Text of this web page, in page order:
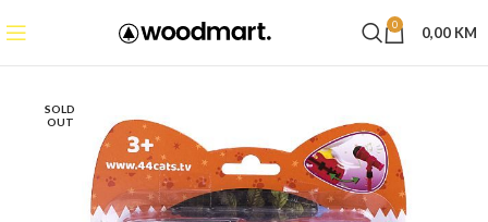
0 0,00 KM
SOLD
OUT